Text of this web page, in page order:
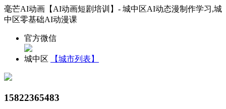
毫芒AI动画【AI动画短剧培训】- 城中区AI动态漫制作学习,城
中区零基础AI动漫课
官方微信
城中区 【城市列表】
15822365483